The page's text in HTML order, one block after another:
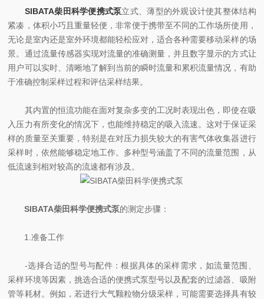
SIBATA柴田科学便携式泵立式、薄型的外观设计使其整体结构
紧凑，体积小巧且重量轻便，非常便于携带至不同的工作场所使用，
无论是室内还是室外环境都能轻松应对，适合各种需要移动采样的场
景。通过流量传感器实现对流量的准确测量，并且数字显示的方式让
用户可以实时、清晰地了解到当前的瞬时流量和累积流量情况，有助
于准确控制采样过程和评估采样结果。
其内置的恒流功能在面对复杂多变的工况时表现出色，即使在吸
入压力有所变化的情况下，也能维持稳定的吸入流速。这对于保证采
样的质量至关重要，特别是在对压力损失较大的有害气体收集器进行
采样时，依然能够稳定地工作。多种型号涵盖了不同的流量范围，从
低流速到相对较高的流速都有涉及。
SIBATA柴田科学便携式泵的测定步骤：
1.准备工作
-选择合适的型号与配件：根据具体的采样需求，如流量范围、
采样环境等因素，挑选合适的便携式泵型号以及配套的过滤器、吸附
管等耗材。例如，若进行大气颗粒物分级采样，可能需要选择具有较